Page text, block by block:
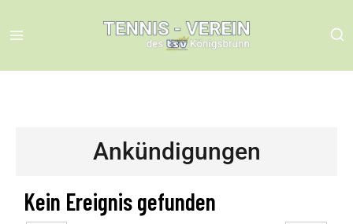
Ankündigungen
Kein Ereignis gefunden